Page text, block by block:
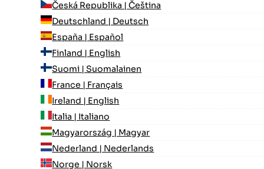
Česká Republika | Čeština
Deutschland | Deutsch
España | Español
Finland | English
Suomi | Suomalainen
France | Français
Ireland | English
Italia | Italiano
Magyarország | Magyar
Nederland | Nederlands
Norge | Norsk